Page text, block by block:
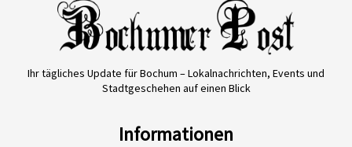
Ihr tägliches Update für Bochum – Lokalnachrichten, Events und
Stadtgeschehen auf einen Blick
Informationen